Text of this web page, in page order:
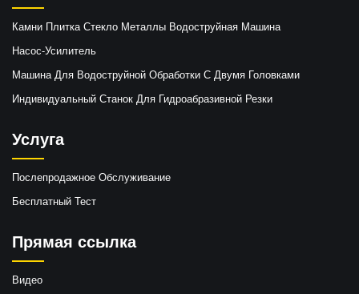
Камни Плитка Стекло Металлы Водоструйная Машина
Насос-Усилитель
Машина Для Водоструйной Обработки С Двумя Головками
Индивидуальный Станок Для Гидроабразивной Резки
Услуга
Послепродажное Обслуживание
Бесплатный Тест
Прямая ссылка
Видео